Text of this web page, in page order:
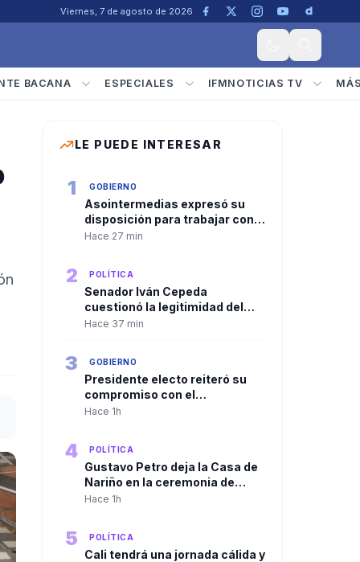
Viernes, 7 de agosto de 2026
BACANA ESPECIALES IFMNOTICIAS TV
LE PUEDE INTERESAR
1 GOBIERNO
Asointermedias expresó su
disposición para trabajar con
el Gobierno de Abelardo de la
Hace 27 min
2 POLÍTICA
Senador Iván Cepeda
cuestionó la legitimidad del
nuevo gobierno y ratificó la
Hace 37 min
3 GOBIERNO
Presidente electo reiteró su
compromiso con el
cumplimiento de su programa
Hace 1h
4 POLÍTICA
Gustavo Petro deja la Casa de
Nariño en la ceremonia de
relevo presidencial
Hace 1h
5 POLÍTICA
Cali tendrá una jornada cálida y